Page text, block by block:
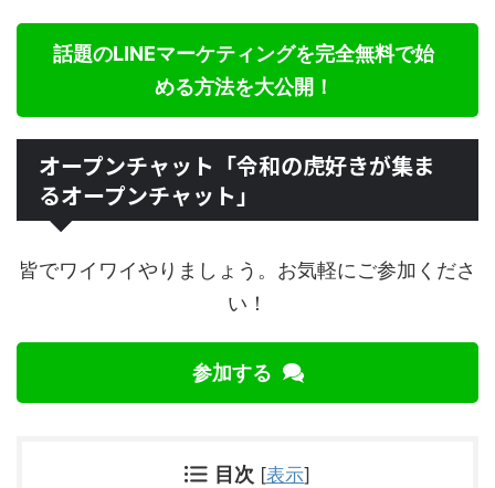
話題のLINEマーケティングを完全無料で始
める方法を大公開！
オープンチャット「令和の虎好きが集ま
るオープンチャット」
皆でワイワイやりましょう。お気軽にご参加くださ
い！
参加する
目次 [表示]